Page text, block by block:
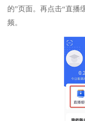
的”页面。再点击“直播
频。